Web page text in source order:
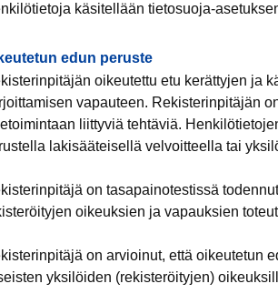
käsitellään tietosuoja-
edun peruste
oikeutettu etu kerättyjen ja
vapauteen. Rekisterinpitäjän
liittyviä tehtäviä.
lakisääteisellä velvoitteella tai
on tasapainotestissä
oikeuksien ja vapauksien
on arvioinut, että oikeutetun
yksilöiden (rekisteröityjen)